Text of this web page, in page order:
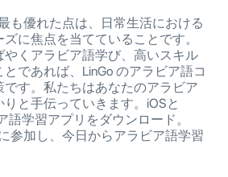
も優れた点は、日常生活における
に焦点を当てていることです。
やくアラビア語学び、高いスキル
であれば、LinGo のアラビア語コ
す。私たちはあなたのアラビア
と手伝っていきます。iOSと
語学習アプリをダウンロード。
参加し、今日からアラビア語学習